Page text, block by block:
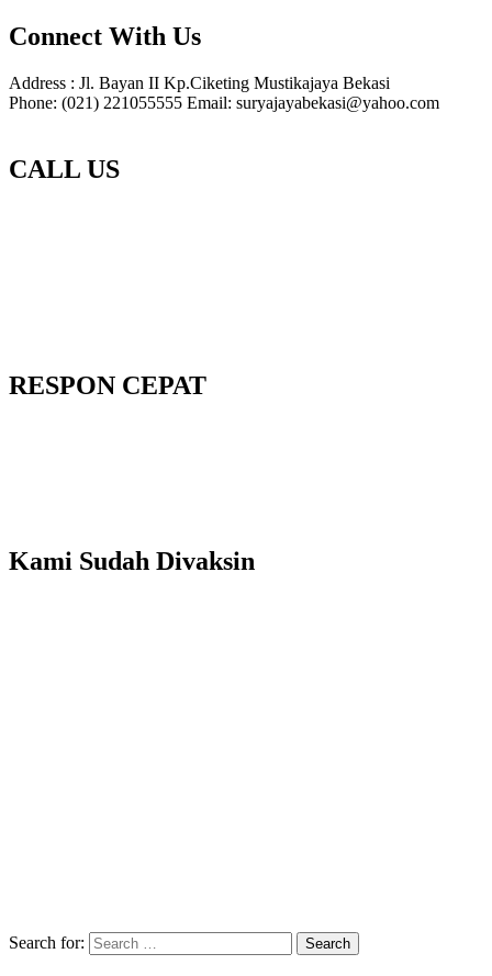
Connect With Us
Address : Jl. Bayan II Kp.Ciketing Mustikajaya Bekasi
Phone: (021) 221055555 Email: suryajayabekasi@yahoo.com
CALL US
RESPON CEPAT
Kami Sudah Divaksin
Search for: Search